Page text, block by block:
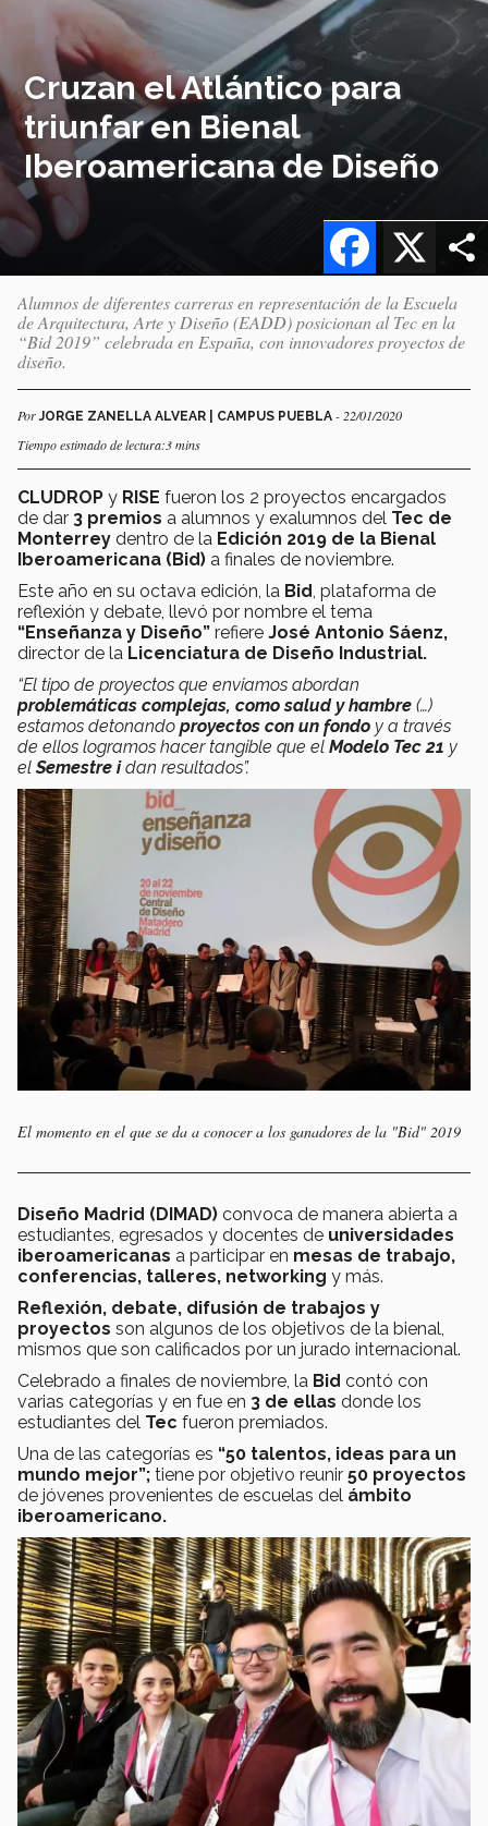
Cruzan el Atlántico para
triunfar en Bienal
Iberoamericana de Diseño
X
Facebook
Alumnos de diferentes carreras en representación de la Escuela
de Arquitectura, Arte y Diseño (EADD) posicionan al Tec en la
“Bid 2019” celebrada en España, con innovadores proyectos de
diseño.
PorJORGE ZANELLA ALVEAR | CAMPUS PUEBLA - 22/01/2020
Tiempo estimado de lectura:3 mins
CLUDROP y RISE fueron los 2 proyectos encargados
de dar 3 premios a alumnos y exalumnos del Tec de
Monterrey dentro de la Edición 2019 de la Bienal
Iberoamericana (Bid) a finales de noviembre.
Este año en su octava edición, la Bid , plataforma de
reflexión y debate, llevó por nombre el tema
“Enseñanza y Diseño” refiere José Antonio Sáenz,
director de la Licenciatura de Diseño Industrial.
“El tipo de proyectos que enviamos abordan
problemáticas complejas, como salud y hambre (…)
estamos detonando proyectos con un fondo y a través
de ellos logramos hacer tangible que el Modelo Tec 21 y
elSemestre idan resultados”.
El momento en el que se da a conocer a los ganadores de la "Bid" 2019
Diseño Madrid (DIMAD) convoca de manera abierta a
estudiantes, egresados y docentes de universidades
iberoamericanas a participar en mesas de trabajo,
conferencias, talleres, networking y más.
Reflexión, debate, difusión de trabajos y
proyectos son algunos de los objetivos de la bienal,
mismos que son calificados por un jurado internacional.
Celebrado a finales de noviembre, la Bid contó con
varias categorías y en fue en 3 de ellas donde los
estudiantes del Tec fueron premiados.
Una de las categorías es “50 talentos, ideas para un
mundo mejor”; tiene por objetivo reunir 50 proyectos
de jóvenes provenientes de escuelas del ámbito
iberoamericano.